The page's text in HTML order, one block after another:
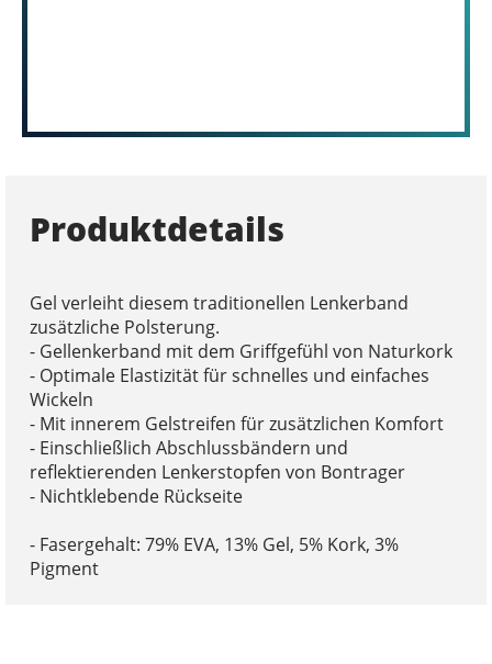
Produktdetails
Gel verleiht diesem traditionellen Lenkerband
zusätzliche Polsterung.
- Gellenkerband mit dem Griffgefühl von Naturkork
- Optimale Elastizität für schnelles und einfaches
Wickeln
- Mit innerem Gelstreifen für zusätzlichen Komfort
- Einschließlich Abschlussbändern und
reflektierenden Lenkerstopfen von Bontrager
- Nichtklebende Rückseite
- Fasergehalt: 79% EVA, 13% Gel, 5% Kork, 3%
Pigment